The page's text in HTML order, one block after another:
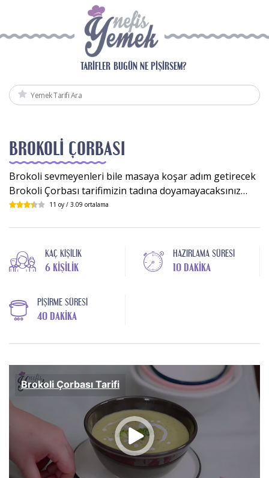
TARIFLER BUGÜN NE PIŞIRSEM?
BROKOLI ÇORBASI
Brokoli sevmeyenleri bile masaya koşar adım getirecek
Brokoli Çorbası tarifimizin tadına doyamayacaksınız…
11 oy / 3.09 ortalama
KAÇ KIŞILIK
6 KIŞILIK
HAZIRLAMA SÜRESI
10 DAKIKA
PIŞIRME SÜRESI
40 DAKIKA